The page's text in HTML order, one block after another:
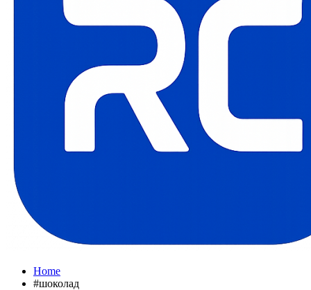
Home
#шоколад